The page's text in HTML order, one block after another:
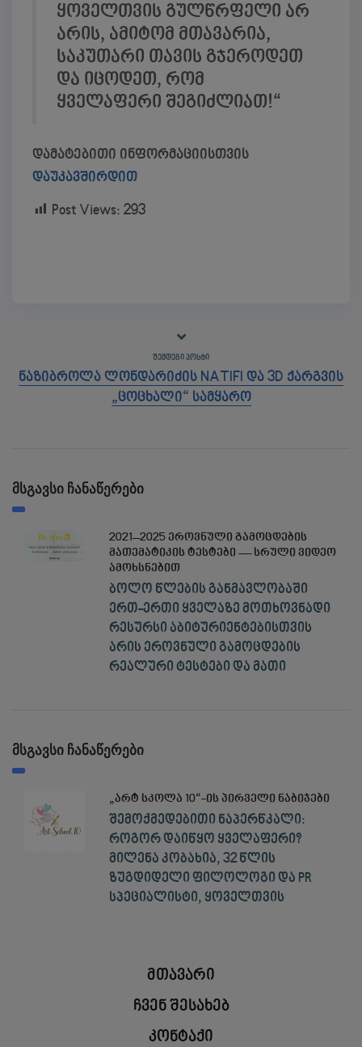
ყოველთვის გულწრფელი არ
არის, ამიტომ მთავარია,
საკუთარი თავის გჯეროდეთ
და იცოდეთ, რომ
ყველაფერი შეგიძლიათ!“
დამატებითი ინფორმაციისთვის
დაუკავშირდით
Post Views: 293
ᲨᲔᲛᲓᲔᲒᲘ ᲞᲝᲡᲢᲘ
ნაზიბროლა ლონდარიძის NATIFI და 3D ქარგვის
„ცოცხალი“ სამყარო
მსგავსი ჩანაწერები
2021–2025 ეროვნული გამოცდების
მათემატიკის ტესტები — სრული ვიდეო
ამოხსნებით
ბოლო წლების განმავლობაში
ერთ-ერთი ყველაზე მოთხოვნადი
რესურსი აბიტურიენტებისთვის
არის ეროვნული გამოცდების
რეალური ტესტები და მათი
მსგავსი ჩანაწერები
„არტ სკოლა 10“-ის პირველი ნაბიჯები
შემოქმედებითი ნაპერწკალი:
როგორ დაიწყო ყველაფერი?
მილენა კობახია, 32 წლის
ზუგდიდელი ფილოლოგი და PR
სპეციალისტი, ყოველთვის
მთავარი
ჩვენ შესახებ
კონტაქი